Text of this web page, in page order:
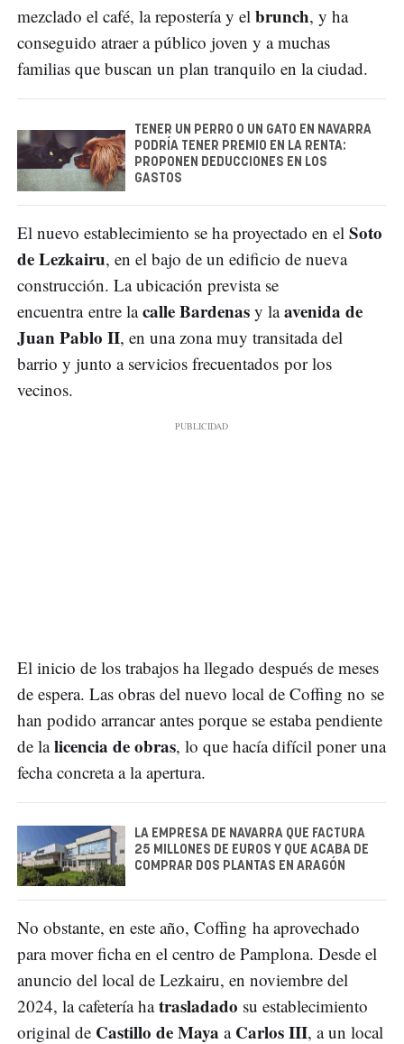
mezclado el café, la repostería y el brunch, y ha
conseguido atraer a público joven y a muchas
familias que buscan un plan tranquilo en la ciudad.
TENER UN PERRO O UN GATO EN NAVARRA
PODRÍA TENER PREMIO EN LA RENTA:
PROPONEN DEDUCCIONES EN LOS
GASTOS
El nuevo establecimiento se ha proyectado en el Soto
de Lezkairu, en el bajo de un edificio de nueva
construcción. La ubicación prevista se
encuentra entre lacalle Bardenas y laavenida de
Juan Pablo II, en una zona muy transitada del
barrio y junto a servicios frecuentados por los
vecinos.
El inicio de los trabajos ha llegado después de meses
de espera. Las obras del nuevo local de Coffing no se
han podido arrancar antes porque se estaba pendiente
de lalicencia de obras, lo que hacía difícil poner una
fecha concreta a la apertura.
LA EMPRESA DE NAVARRA QUE FACTURA
25 MILLONES DE EUROS Y QUE ACABA DE
COMPRAR DOS PLANTAS EN ARAGÓN
No obstante, en este año, Coffing ha aprovechado
para mover ficha en el centro de Pamplona. Desde el
anuncio del local de Lezkairu, en noviembre del
2024, la cafetería hatrasladado su establecimiento
original de Castillo de Maya a Carlos III, a un local